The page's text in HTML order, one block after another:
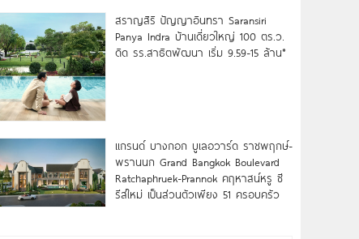
สราญสิริ ปัญญาอินทรา Saransiri
Panya Indra บ้านเดี่ยวใหญ่ 100 ตร.ว.
ดิด รร.สาธิตพัฒนา เริ่ม 9.59-15 ล้าน*
แกรนด์ บางกอก บูเลอวาร์ด ราชพฤกษ์-
พรานนก Grand Bangkok Boulevard
Ratchaphruek-Prannok คฤหาสน์หรู ซี
รีส์ใหม่ เป็นส่วนตัวเพียง 51 ครอบครัว